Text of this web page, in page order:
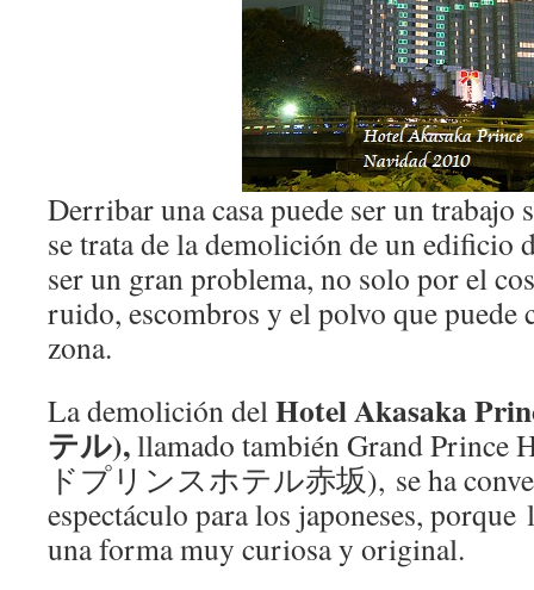
Derribar una casa puede ser un trabajo
se trata de la demolición de un edificio
ser un gran problema, no solo por el
ruido, escombros y el polvo que puede
zona.
La demolición delHotel Akasaka
テル),llamado también Grand Prince
ドプリンスホテル赤坂), se ha
espectáculo para los japoneses,
una forma muy curiosa y original.